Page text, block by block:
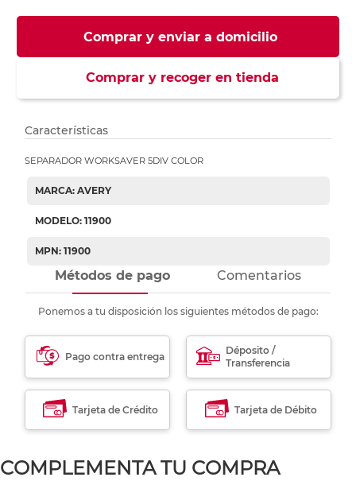
Comprar y enviar a domicilio
Comprar y recoger en tienda
Características
SEPARADOR WORKSAVER 5DIV COLOR
MARCA: AVERY
MODELO: 11900
MPN: 11900
Métodos de pago Comentarios
Ponemos a tu disposición los siguientes métodos de pago:
Pago contra entrega
Déposito /
Transferencia
Tarjeta de Crédito Tarjeta de Débito
COMPLEMENTA TU COMPRA